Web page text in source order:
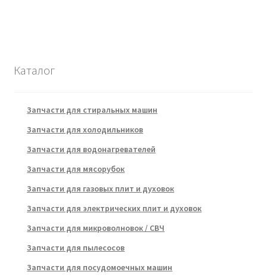
Каталог
Запчасти для стиральных машин
Запчасти для холодильников
Запчасти для водонагревателей
Запчасти для мясорубок
Запчасти для газовых плит и духовок
Запчасти для электрических плит и духовок
Запчасти для микроволновок / СВЧ
Запчасти для пылесосов
Запчасти для посудомоечных машин